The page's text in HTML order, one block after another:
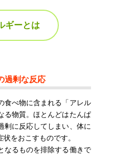
ギーとは
過剰な反応
食べ物に含まれる「アレル
る物質。ほとんどはたんぱ
剰に反応してしまい、体に
をおこすものです。
なるものを排除する働きで